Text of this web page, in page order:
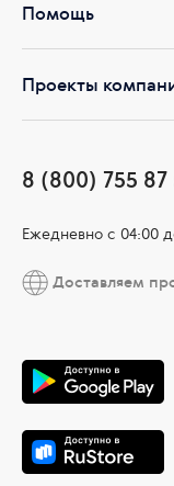
Помощь
Проекты
8 (800) 755 87
Ежедневно c 04:00
Доставляем